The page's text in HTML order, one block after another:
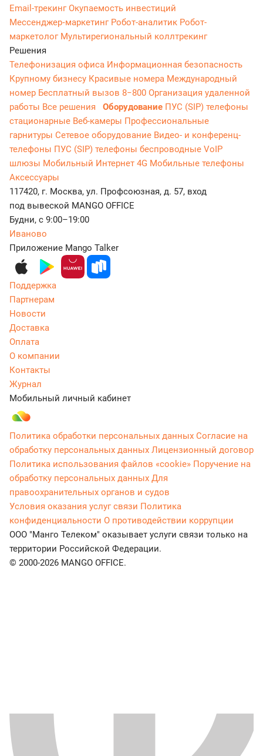
Email-трекингОкупаемость инвестиций
Мессенджер‑маркетинг Робот-аналитик Робот-
маркетолог Мультирегиональный коллтрекинг
Решения
Телефонизация офиса Информационная безопасность
Крупному бизнесу Красивые номера Международный
номер Бесплатный вызов 8−800 Организация удаленной
работы Все решения Оборудование ПУС (SIP) телефоны
стационарные Веб-камеры Профессиональные
гарнитуры Сетевое оборудование Видео- и конференц-
телефоны ПУС (SIP) телефоны беспроводные VoIP
шлюзы Мобильный Интернет 4G Мобильные телефоны
Аксессуары
117420, г. Москва, ул. Профсоюзная, д. 57, вход
под вывеской MANGO OFFICE
Будни, с 9:00–19:00
Иваново
Приложение Mango Talker
Поддержка
Партнерам
Новости
Доставка
Оплата
О компании
Контакты
Журнал
Мобильный личный кабинет
Политика обработки персональных данных Согласие на
обработку персональных данных Лицензионный договор
Политика использования файлов «cookie» Поручение на
обработку персональных данных Для
правоохранительных органов и судов
Условия оказания услуг связи Политика
конфиденциальности О противодействии коррупции
ООО "Манго Телеком" оказывает услуги связи только на
территории Российской Федерации.
© 2000-2026 MANGO OFFICE.